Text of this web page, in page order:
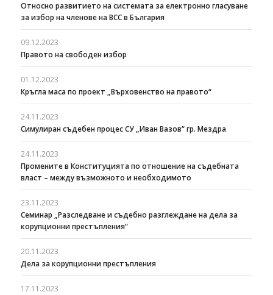
Относно развитието на системата за електронно гласуване
за избор на членове на ВСС в България
09.12.2023
Правото на свободен избор
01.12.2023
Кръгла маса по проект „Върховенство на правото“
24.11.2023
Симулиран съдебен процес СУ „Иван Вазов“ гр. Мездра
24.11.2023
Промените в Конституцията по отношение на съдебната
власт – между възможното и необходимото
23.11.2023
Семинар „Разследване и съдебно разглеждане на дела за
корупционни престъпления“
20.11.2023
Дела за корупционни престъпления
17.11.2023